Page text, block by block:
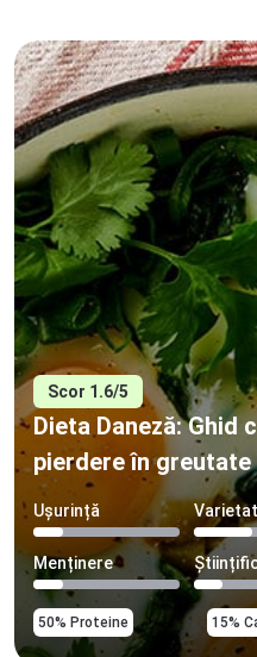
Scor 1.6/5
Dieta Daneză: Ghid
pierdere în
Ușurință
Menținere
50% Proteine 15%